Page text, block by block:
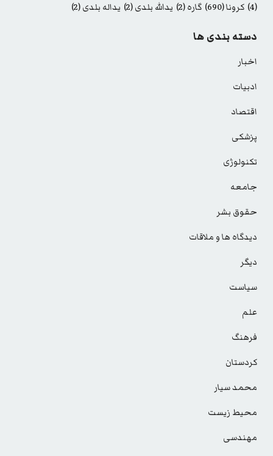
(4)
کرونا(690) گاره(2) یدالله بلدی(2) یداله بلدی(2)
دسته بندی ها
اخبار
ادبیات
اقتصاد
پزشکی
تکنولوژی
جامعه
حقوق بشر
دیدگاه ها و ملاقات
دیگر
سیاست
علم
فرهنگ
کردستان
محمد سیار
محیط زیست
مهندسی